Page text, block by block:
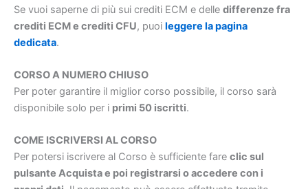
Se vuoi saperne di più sui crediti ECM e delle differenze fra
crediti ECM e crediti CFU, puoi leggere la pagina
dedicata.
CORSO A NUMERO CHIUSO
Per poter garantire il miglior corso possibile, il corso sarà
disponibile solo per i primi 50 iscritti.
COME ISCRIVERSI AL CORSO
Per potersi iscrivere al Corso è sufficiente fare clic sul
pulsante Acquista e poi registrarsi o accedere con i